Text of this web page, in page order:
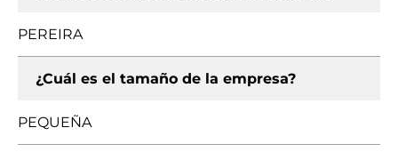
PEREIRA
¿Cuál es el tamaño de la empresa?
PEQUEÑA